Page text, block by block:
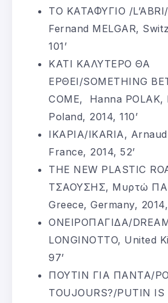
ΤΟ ΚΑΤΑΦΥΓΙΟ /
Fernand MELGAR,
101’
ΚΑΤΙ ΚΑΛΥΤΕΡΟ ΘΑ
ΕΡΘΕΙ/SOMETHING
COME, Hanna POLAK,
Poland, 2014, 110’
ΙΚΑΡΙΑ/IKARIA,
France, 2014, 52’
THE NEW PLASTIC
ΤΣΑΟΥΣΗΣ, Μυρτώ
Greece, Germany,
ΟΝΕΙΡΟΠΑΓΙΔΑ/
LONGINOTTO, United
97’
ΠΟΥΤΙΝ ΓΙΑ ΠΑΝΤΑ/
TOUJOURS?/PUTIN